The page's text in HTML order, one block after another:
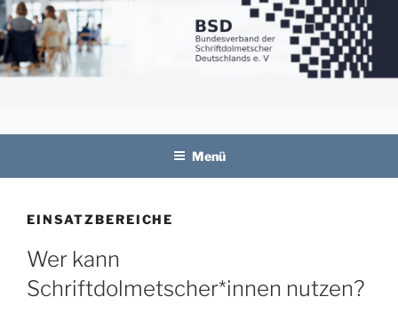
Zum
Inhalt
springen
BSD
Bundesverband der Schriftdolmetscher
Menü
EINSATZBEREICHE
Wer kann
Schriftdolmetscher*innen nutzen?